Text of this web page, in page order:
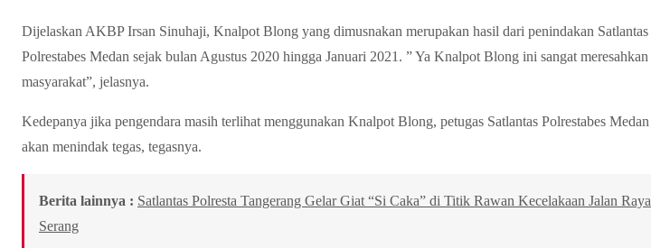
Dijelaskan AKBP Irsan Sinuhaji, Knalpot Blong yang dimusnakan merupakan hasil dari penindakan Satlantas
Polrestabes Medan sejak bulan Agustus 2020 hingga Januari 2021. ” Ya Knalpot Blong ini sangat meresahkan
masyarakat”, jelasnya.
Kedepanya jika pengendara masih terlihat menggunakan Knalpot Blong, petugas Satlantas Polrestabes Medan
akan menindak tegas, tegasnya.
Berita lainnya : Satlantas Polresta Tangerang Gelar Giat “Si Caka” di Titik Rawan Kecelakaan Jalan Raya
Serang